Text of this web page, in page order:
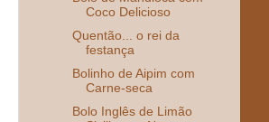
Coco Delicioso
Quentão... o rei da
festança
Bolinho de Aipim com
Carne-seca
Bolo Inglês de Limão